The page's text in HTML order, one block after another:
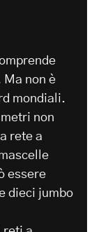
non è
mondiali.
non
rete a
essere
dieci jumbo